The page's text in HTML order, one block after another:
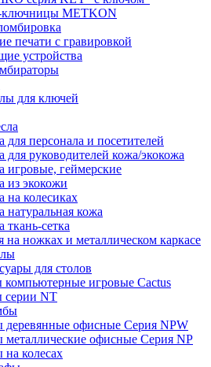
METKON
печати с гравировкой
устройства
для ключей
для персонала и посетителей
для руководителей кожа/экокожа
игровые, геймерские
из экокожи
на колесиках
натуральная кожа
ткань-сетка
на ножках и металлическом каркасе
для столов
компьютерные игровые Cactus
серии NT
деревянные офисные Серия NPW
металлические офисные Серия NP
колесах